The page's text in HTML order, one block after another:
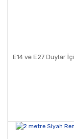
E14 ve E27 Duylar